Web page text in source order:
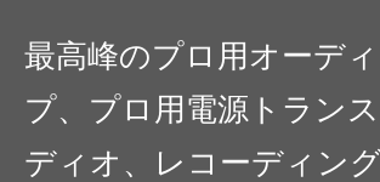
最高峰のプロ用オーデ
プ、プロ用電源トラン
ディオ、レコーディン